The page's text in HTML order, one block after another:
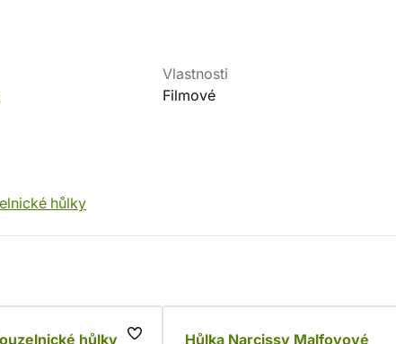
Vlastnosti
Filmové
hůlky
hůlky
Hůlka Narcissy Malfoyové